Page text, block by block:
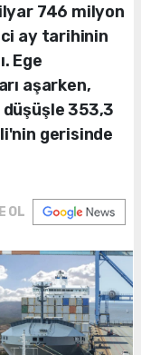
746 milyon
ay tarihinin
Ege
aşarken,
düşüşle 353,3
gerisinde
OL